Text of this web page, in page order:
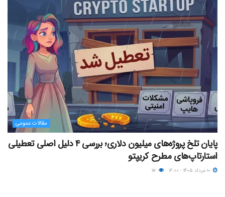
مقالات عمومی
پایان تلخ پروژه‌های میلیون دلاری؛ بررسی ۴ دلیل اصلی تعطیلی
استارتاپ‌های مطرح کریپتو